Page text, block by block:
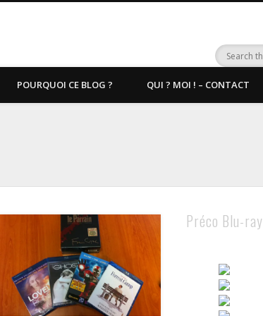
POURQUOI CE BLOG ? QUI ? MOI ! – CONTACT
Préco Blu-ray